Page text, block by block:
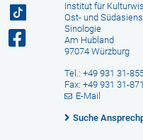
Institut für
Ost- und Südasiens
Sinologie
Am Hubland
97074 Würzburg
Tel.: +49 931 31-
Fax: +49 931 31-
E-Mail
Suche